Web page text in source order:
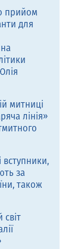
прийом
для
митниці
лінія»
вступники,
за
також
світ